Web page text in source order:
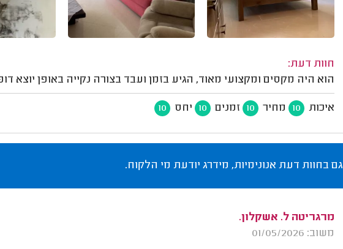
חוות דעת:
הוא היה מקסים ומקצועי מאוד, הגיע בזמן ועבד בצורה נקייה באופן יוצא
איכות 10 מחיר 10 זמנים 10 יחס 10
גם בחוות דעת אנונימיות, מידרג יודעת מי הלקוח.
מרגריטה ל. אשקלון.
משוב: 01/05/2026